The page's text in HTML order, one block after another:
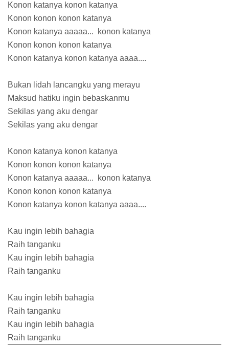
Konon katanya konon katanya
Konon konon konon katanya
Konon katanya aaaaa... konon katanya
Konon konon konon katanya
Konon katanya konon katanya aaaa....
Bukan lidah lancangku yang merayu
Maksud hatiku ingin bebaskanmu
Sekilas yang aku dengar
Sekilas yang aku dengar
Konon katanya konon katanya
Konon konon konon katanya
Konon katanya aaaaa... konon katanya
Konon konon konon katanya
Konon katanya konon katanya aaaa....
Kau ingin lebih bahagia
Raih tanganku
Kau ingin lebih bahagia
Raih tanganku
Kau ingin lebih bahagia
Raih tanganku
Kau ingin lebih bahagia
Raih tanganku